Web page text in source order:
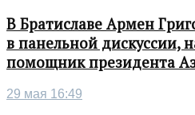
В Братиславе Армен
в панельной дискуссии,
помощник президента
29 мая 16:49